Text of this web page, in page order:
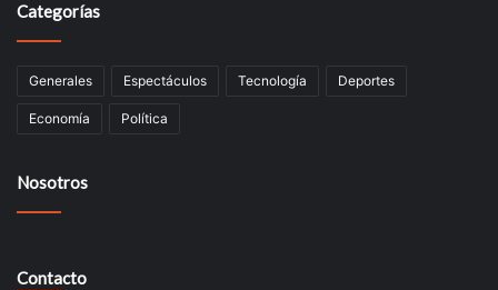
Categorías
Generales Espectáculos Tecnología Deportes
Economía Política
Nosotros
Contacto